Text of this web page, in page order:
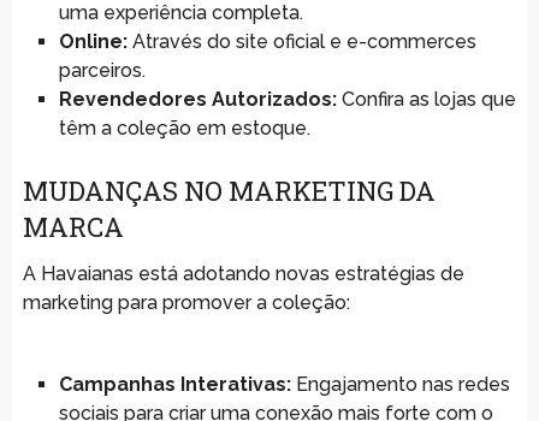
uma experiência completa.
Online:Através do site oficial e e-commerces
parceiros.
Revendedores Autorizados:Confira as lojas que
têm a coleção em estoque.
MUDANÇAS NO MARKETING DA
MARCA
A Havaianas está adotando novas estratégias de
marketing para promover a coleção:
Campanhas Interativas:Engajamento nas redes
sociais para criar uma conexão mais forte com o